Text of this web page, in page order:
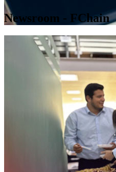
Newsroom - FChain